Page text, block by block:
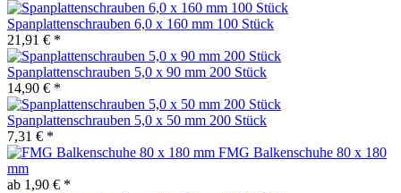
Spanplattenschrauben 6,0 x 160 mm 100 Stück
21,91 € *
Spanplattenschrauben 5,0 x 90 mm 200 Stück
14,90 € *
Spanplattenschrauben 5,0 x 50 mm 200 Stück
7,31 € *
FMG Balkenschuhe 80 x 180
mm
ab 1,90 € *